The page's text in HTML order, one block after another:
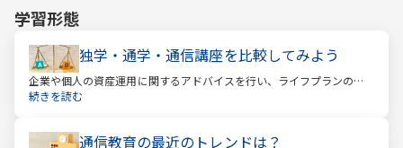
学習形態
独学・通学・通信講座を比較してみよう
企業や個人の資産運用に関するアドバイスを行い、ライフプランの設
計を提案するファイナンシャルプランナー。
続きを読む
通信教育の最近のトレンドは？